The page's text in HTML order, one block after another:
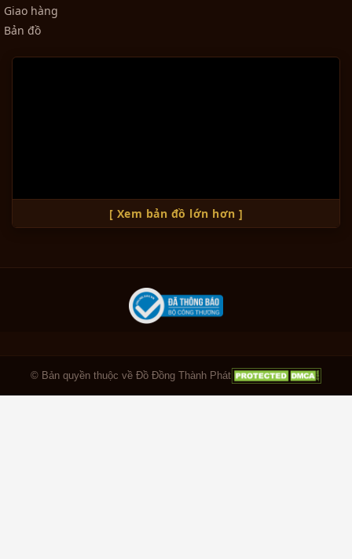
Giao hàng
Bản đồ
[ Xem bản đồ lớn hơn ]
© Bản quyền thuộc về Đồ Đồng Thành Phát